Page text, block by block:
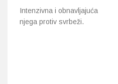
Intenzivna i obnavljajuća
njega protiv svrbeži.